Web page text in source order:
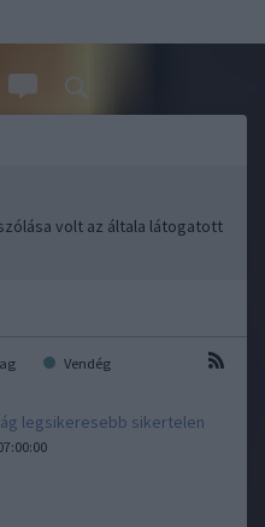
volt az általa látogatott
Vendég
legsikeresebb sikertelen